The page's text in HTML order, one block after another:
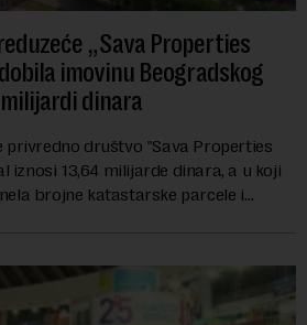
„Sava Properties
imovinu Beogradskog
dinara
privredno društvo "Sava Properties
iznosi 13,64 milijarde dinara, a u koji
brojne katastarske parcele i